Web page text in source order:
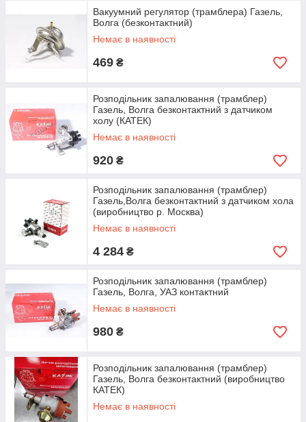
Вакуумний регулятор (трамблера) Газель,
Волга (безконтактний)
Немає в наявності
469 ₴
Розподільник запалювання (трамблер)
Газель, Волга безконтактний з датчиком
холу (КАТЕК)
Немає в наявності
920 ₴
Розподільник запалювання (трамблер)
Газель,Волга безконтактний з датчиком хола
(виробництво р. Москва)
Немає в наявності
4 284 ₴
Розподільник запалювання (трамблер)
Газель, Волга, УАЗ контактний
Немає в наявності
980 ₴
Розподільник запалювання (трамблер)
Газель, Волга безконтактний (виробництво
КАТЕК)
Немає в наявності